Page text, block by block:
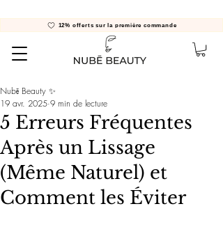
12% offerts sur la première commande
5 Erreurs Fréquentes
Après un Lissage
(Même Naturel) et
Comment les Éviter
Nubē Beauty ✨
19 avr. 2025 9 min de lecture